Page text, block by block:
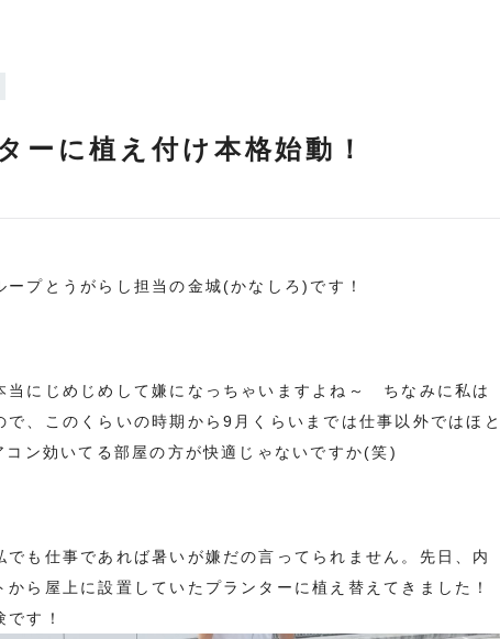
ーに植え付け本格始動！
プとうがらし担当の金城(かなしろ)です！
当にじめじめして嫌になっちゃいますよね～ ちなみに私は
で、このくらいの時期から9月くらいまでは仕事以外ではほと
ン効いてる部屋の方が快適じゃないですか(笑)
でも仕事であれば暑いが嫌だの言ってられません。先日、内
ら屋上に設置していたプランターに植え替えてきました！
す！